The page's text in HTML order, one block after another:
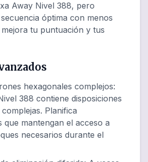
Away Nivel 388, pero
óptima con menos
tu puntuación y tus
hexagonales complejos:
388 contiene disposiciones
Planifica
que mantengan el acceso a
necesarios durante el